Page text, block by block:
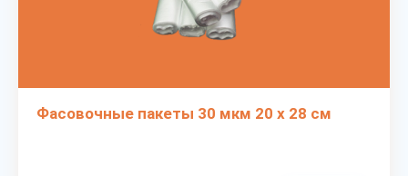
Фасовочные пакеты 30 мкм 20 х 28 см